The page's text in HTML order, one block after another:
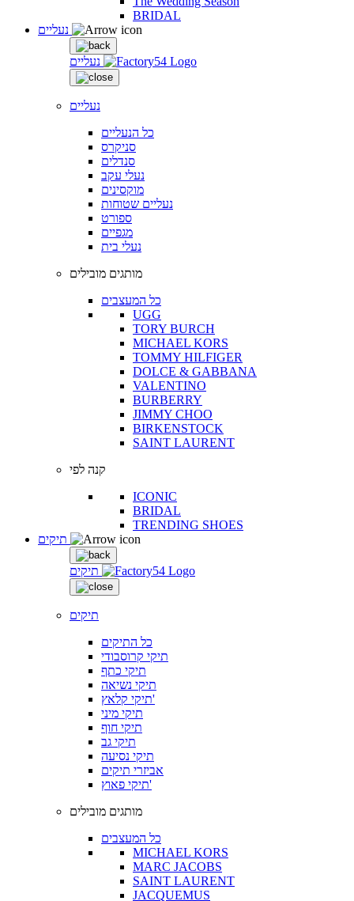
BRIDAL
נעליים
נעליים
כל הנעליים
סניקרס
סנדלים
נעלי עקב
מוקסינים
נעליים שטוחות
ספורט
מגפיים
נעלי בית
מותגים מובילים
כל המעצבים
UGG
TORY BURCH
MICHAEL KORS
TOMMY HILFIGER
DOLCE & GABBANA
VALENTINO
BURBERRY
JIMMY CHOO
BIRKENSTOCK
SAINT LAURENT
קנה לפי
ICONIC
BRIDAL
TRENDING SHOES
תיקים
תיקים
כל התיקים
תיקי קרוסבודי
תיקי כתף
תיקי נשיאה
תיקי קלאץ'
תיקי מיני
תיקי חוף
תיקי גב
תיקי נסיעה
אביזרי תיקים
תיקי פאוץ'
מותגים מובילים
כל המעצבים
MICHAEL KORS
MARC JACOBS
SAINT LAURENT
JACQUEMUS